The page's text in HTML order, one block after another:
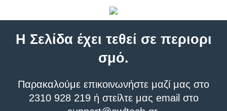
Η Σελίδα έχει τεθεί σε περιορι
σμό.
Παρακαλούμε επικοινωνήστε μαζί μας στο
2310 928 219 ή στείλτε μας email στο